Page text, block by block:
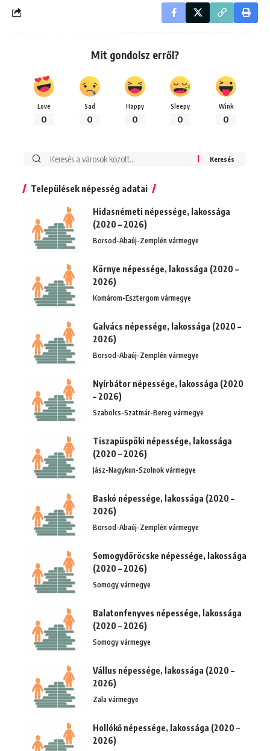
Mit gondolsz erről?
Love
0
Sad
0
Happy
0
Sleepy
0
Wink
0
Keresés:
Települések népesség adatai
Hidasnémeti népessége, lakossága
(2020 – 2026)
Borsod-Abaúj-Zemplén vármegye
Környe népessége, lakossága (2020 –
2026)
Komárom-Esztergom vármegye
Galvács népessége, lakossága (2020 –
2026)
Borsod-Abaúj-Zemplén vármegye
Nyírbátor népessége, lakossága (2020
– 2026)
Szabolcs-Szatmár-Bereg vármegye
Tiszapüspöki népessége, lakossága
(2020 – 2026)
Jász-Nagykun-Szolnok vármegye
Baskó népessége, lakossága (2020 –
2026)
Borsod-Abaúj-Zemplén vármegye
Somogydöröcske népessége, lakossága
(2020 – 2026)
Somogy vármegye
Balatonfenyves népessége, lakossága
(2020 – 2026)
Somogy vármegye
Vállus népessége, lakossága (2020 –
2026)
Zala vármegye
Hollókő népessége, lakossága (2020 –
2026)